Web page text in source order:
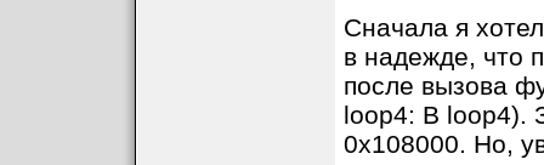
Сначала я
в надежде, что
после вызова
loop4: B loop4).
0x108000. Но,